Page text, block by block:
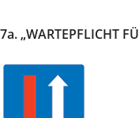
7a. „WARTEPFLICHT